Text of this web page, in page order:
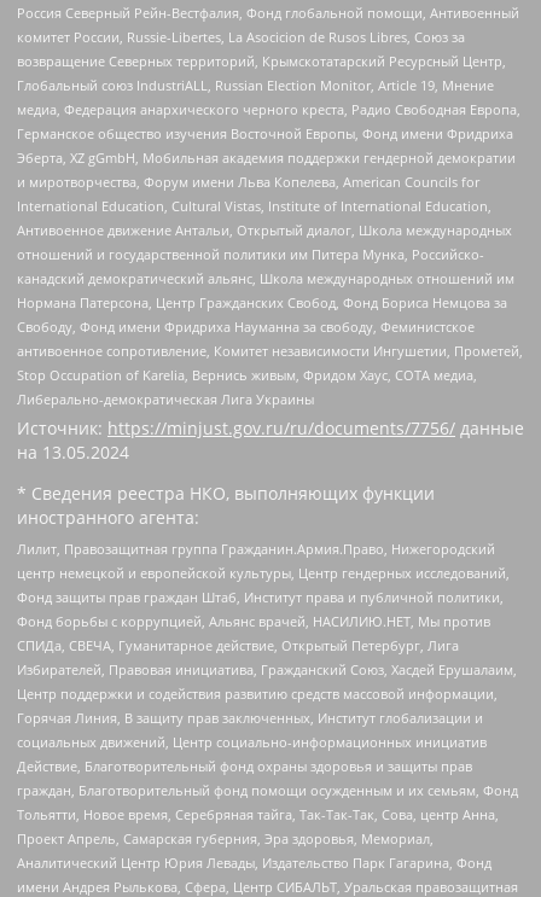
Россия Северный Рейн-Вестфалия, Фонд глобальной помощи, Антивоенный
комитет России, Russie-Libertes, La Asocicion de Rusos Libres, Союз за
возвращение Северных территорий, Крымскотатарский Ресурсный Центр,
Глобальный союз IndustriALL, Russian Election Monitor, Article 19, Мнение
медиа, Федерация анархического черного креста, Радио Свободная Европа,
Германское общество изучения Восточной Европы, Фонд имени Фридриха
Эберта, XZ gGmbH, Мобильная академия поддержки гендерной демократии
и миротворчества, Форум имени Льва Копелева, American Councils for
International Education, Cultural Vistas, Institute of International Education,
Антивоенное движение Антальи, Открытый диалог, Школа международных
отношений и государственной политики им Питера Мунка, Российско-
канадский демократический альянс, Школа международных отношений им
Нормана Патерсона, Центр Гражданских Свобод, Фонд Бориса Немцова за
Свободу, Фонд имени Фридриха Науманна за свободу, Феминистское
антивоенное сопротивление, Комитет независимости Ингушетии, Прометей,
Stop Occupation of Karelia, Вернись живым, Фридом Хаус, СОТА медиа,
Либерально-демократическая Лига Украины
Источник: https://minjust.gov.ru/ru/documents/7756/ данные
на 13.05.2024
* Сведения реестра НКО, выполняющих функции
иностранного агента:
Лилит, Правозащитная группа Гражданин.Армия.Право, Нижегородский
центр немецкой и европейской культуры, Центр гендерных исследований,
Фонд защиты прав граждан Штаб, Институт права и публичной политики,
Фонд борьбы с коррупцией, Альянс врачей, НАСИЛИЮ.НЕТ, Мы против
СПИДа, СВЕЧА, Гуманитарное действие, Открытый Петербург, Лига
Избирателей, Правовая инициатива, Гражданский Союз, Хасдей Ерушалаим,
Центр поддержки и содействия развитию средств массовой информации,
Горячая Линия, В защиту прав заключенных, Институт глобализации и
социальных движений, Центр социально-информационных инициатив
Действие, Благотворительный фонд охраны здоровья и защиты прав
граждан, Благотворительный фонд помощи осужденным и их семьям, Фонд
Тольятти, Новое время, Серебряная тайга, Так-Так-Так, Сова, центр Анна,
Проект Апрель, Самарская губерния, Эра здоровья, Мемориал,
Аналитический Центр Юрия Левады, Издательство Парк Гагарина, Фонд
имени Андрея Рылькова, Сфера, Центр СИБАЛЬТ, Уральская правозащитная